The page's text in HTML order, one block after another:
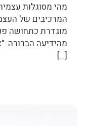
מהי מסוגלות
המרכיבים של
מוגדרת כתחושה
מהידיעה הברורה:
[…]